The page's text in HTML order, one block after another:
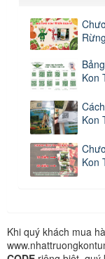
Rừng
Kon
Kon
Kon
Khi quý khách mua